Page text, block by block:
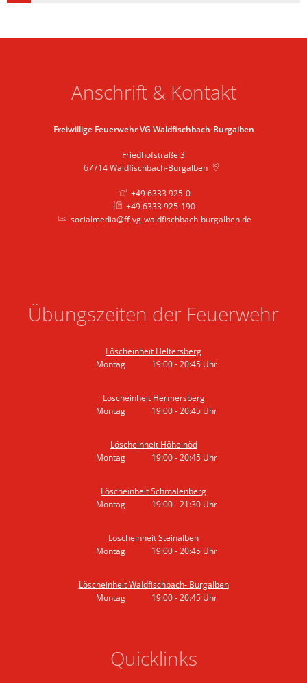
Anschrift & Kontakt
Freiwillige Feuerwehr VG Waldfischbach-Burgalben
Friedhofstraße 3
67714 Waldfischbach-Burgalben
+49 6333 925-0
+49 6333 925-190
socialmedia@ff-vg-waldfischbach-burgalben.de
Übungszeiten der Feuerwehr
Löscheinheit Heltersberg
Montag
19:00-20:45 Uhr
Löscheinheit Hermersberg
Montag
19:00-20:45 Uhr
Löscheinheit Höheinöd
Montag
19:00-20:45 Uhr
Löscheinheit Schmalenberg
Montag
19:00-21:30 Uhr
Löscheinheit Steinalben
Montag
19:00-20:45 Uhr
Löscheinheit Waldfischbach- Burgalben
Montag
19:00-20:45 Uhr
Quicklinks